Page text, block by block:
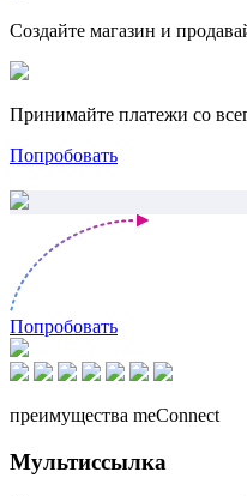
Создайте магазин и
Принимайте платежи со
Попробовать
Попробовать
преимущества meConnect
Мультиссылка